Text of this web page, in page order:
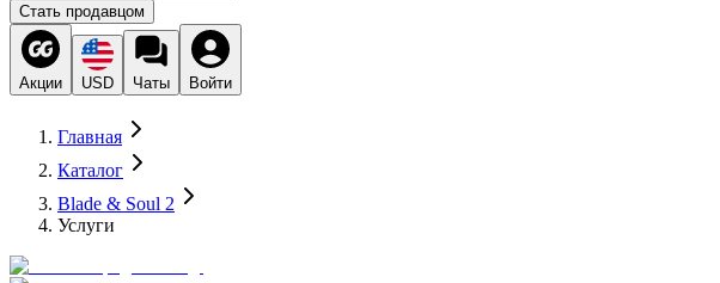
Стать продавцом
Акции USD Чаты Войти
Главная
Каталог
Blade & Soul 2
Услуги